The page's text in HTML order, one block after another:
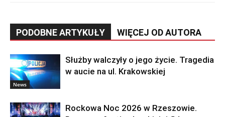
PODOBNE ARTYKUŁY WIĘCEJ OD AUTORA
News
Służby walczyły o jego życie. Tragedia
w aucie na ul. Krakowskiej
Rockowa Noc 2026 w Rzeszowie.